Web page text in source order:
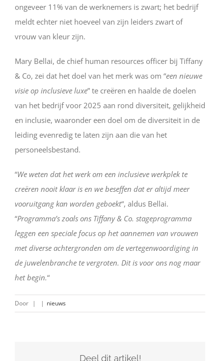
ongeveer 11% van de werknemers is zwart; het bedrijf
meldt echter niet hoeveel van zijn leiders zwart of
vrouw van kleur zijn.
Mary Bellai, de chief human resources officer bij Tiffany
& Co, zei dat het doel van het merk was om “een nieuwe
visie op inclusieve luxe” te creëren en haalde de doelen
van het bedrijf voor 2025 aan rond diversiteit, gelijkheid
en inclusie, waaronder een doel om de diversiteit in de
leiding evenredig te laten zijn aan die van het
personeelsbestand.
“We weten dat het werk om een inclusieve werkplek te
creëren nooit klaar is en we beseffen dat er altijd meer
vooruitgang kan worden geboekt“, aldus Bellai.
“Programma’s zoals ons Tiffany & Co. stageprogramma
leggen een speciale focus op het aannemen van vrouwen
met diverse achtergronden om de vertegenwoordiging in
de juwelenbranche te vergroten. Dit is voor ons nog maar
het begin.“
Door | | nieuws
Deel dit artikel!